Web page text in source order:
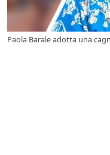
Paola Barale adotta una